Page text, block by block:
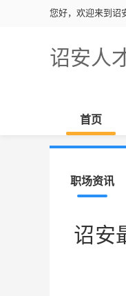
您好，欢迎来到诏
诏安人
首页
职场资讯
诏安